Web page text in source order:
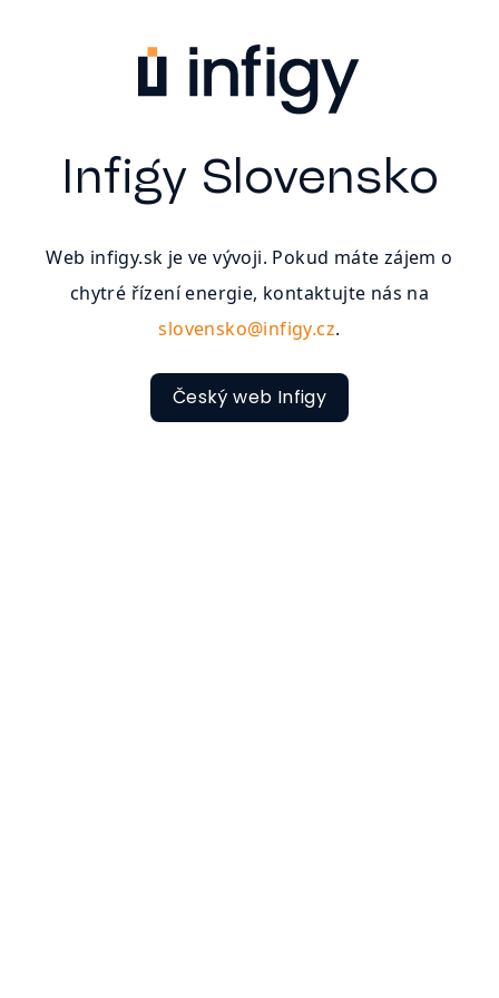
Infigy Slovensko
Web infigy.sk je ve vývoji. Pokud máte zájem o
chytré řízení energie, kontaktujte nás na
slovensko@infigy.cz.
Český web Infigy